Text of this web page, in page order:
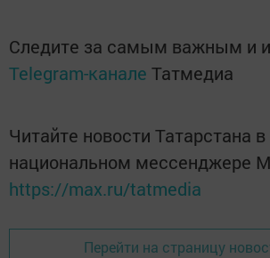
Следите за самым важным и
Telegram-канале Татмедиа
Читайте новости Татарстана в
национальном мессенджере
https://max.ru/tatmedia
Перейти на страницу